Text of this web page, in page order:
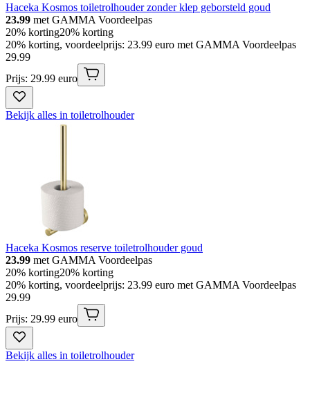
Haceka Kosmos toiletrolhouder zonder klep geborsteld goud
23.99 met GAMMA Voordeelpas
20% korting20% korting
20% korting, voordeelprijs: 23.99 euro met GAMMA Voordeelpas
29.99
Prijs: 29.99 euro
Bekijk alles in toiletrolhouder
Haceka Kosmos reserve toiletrolhouder goud
23.99 met GAMMA Voordeelpas
20% korting20% korting
20% korting, voordeelprijs: 23.99 euro met GAMMA Voordeelpas
29.99
Prijs: 29.99 euro
Bekijk alles in toiletrolhouder